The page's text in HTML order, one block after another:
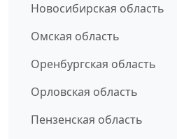
Новосибирская область
Омская область
Оренбургская область
Орловская область
Пензенская область